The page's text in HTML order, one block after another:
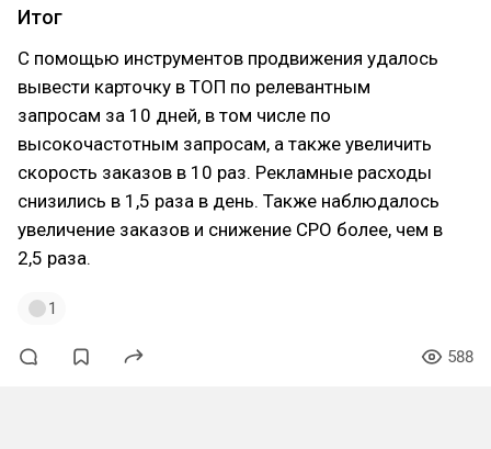
Итог
С помощью инструментов продвижения удалось
вывести карточку в ТОП по релевантным
запросам за 10 дней, в том числе по
высокочастотным запросам, а также увеличить
скорость заказов в 10 раз. Рекламные расходы
снизились в 1,5 раза в день. Также наблюдалось
увеличение заказов и снижение СРО более, чем в
2,5 раза.
1
588